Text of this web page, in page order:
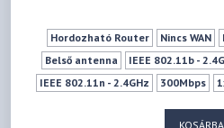
Hordozható Router Nincs WAN
Belső antenna
IEEE 802.11b -
IEEE 802.11n - 2.4GHz
300Mbps
KOSÁRBA